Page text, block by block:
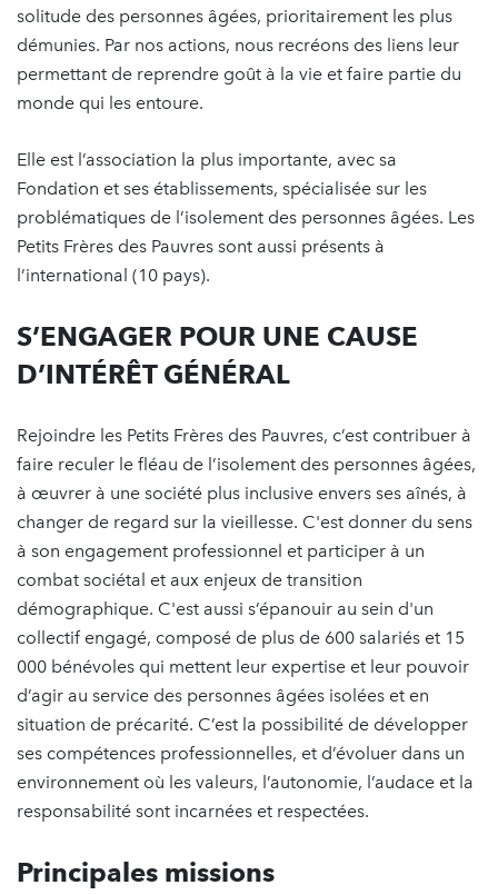
solitude des personnes âgées, prioritairement les plus
démunies. Par nos actions, nous recréons des liens leur
permettant de reprendre goût à la vie et faire partie du
monde qui les entoure.
Elle est l’association la plus importante, avec sa
Fondation et ses établissements, spécialisée sur les
problématiques de l’isolement des personnes âgées. Les
Petits Frères des Pauvres sont aussi présents à
l’international (10 pays).
S’ENGAGER POUR UNE CAUSE
D’INTÉRÊT GÉNÉRAL
Rejoindre les Petits Frères des Pauvres, c’est contribuer à
faire reculer le fléau de l’isolement des personnes âgées,
à œuvrer à une société plus inclusive envers ses aînés, à
changer de regard sur la vieillesse. C'est donner du sens
à son engagement professionnel et participer à un
combat sociétal et aux enjeux de transition
démographique. C'est aussi s’épanouir au sein d'un
collectif engagé, composé de plus de 600 salariés et 15
000 bénévoles qui mettent leur expertise et leur pouvoir
d’agir au service des personnes âgées isolées et en
situation de précarité. C’est la possibilité de développer
ses compétences professionnelles, et d’évoluer dans un
environnement où les valeurs, l’autonomie, l’audace et la
responsabilité sont incarnées et respectées.
Principales missions